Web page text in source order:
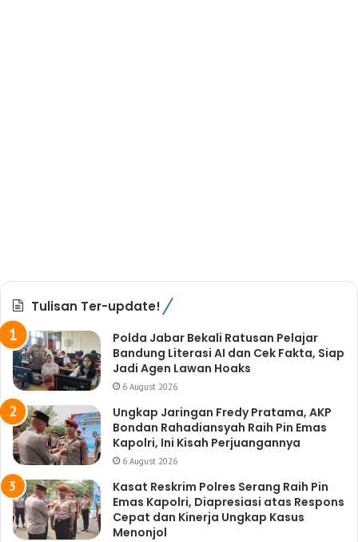
Tulisan Ter-update!
Polda Jabar Bekali Ratusan Pelajar
Bandung Literasi AI dan Cek Fakta, Siap
Jadi Agen Lawan Hoaks
6 August 2026
Ungkap Jaringan Fredy Pratama, AKP
Bondan Rahadiansyah Raih Pin Emas
Kapolri, Ini Kisah Perjuangannya
6 August 2026
Kasat Reskrim Polres Serang Raih Pin
Emas Kapolri, Diapresiasi atas Respons
Cepat dan Kinerja Ungkap Kasus
Menonjol